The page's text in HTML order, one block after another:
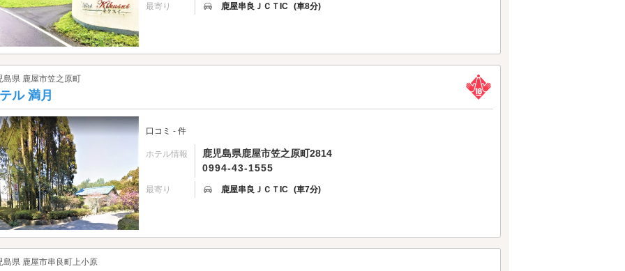
最寄り 鹿屋串良ＪＣＴIC (車8分)
島県 鹿屋市笠之原町
ル 満月
口コミ - 件
ホテル情報
鹿児島県鹿屋市笠之原町2814
0994-43-1555
最寄り 鹿屋串良ＪＣＴIC (車7分)
島県 鹿屋市串良町上小原